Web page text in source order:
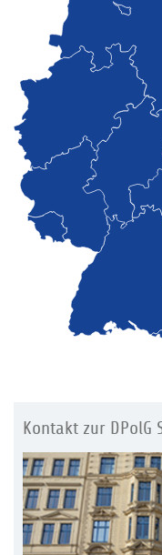
Kontakt zur DPolG